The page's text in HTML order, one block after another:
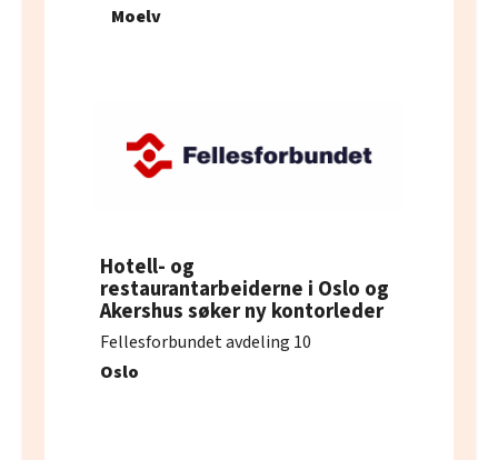
Moelv
Hotell- og
restaurantarbeiderne i Oslo og
Akershus søker ny kontorleder
Fellesforbundet avdeling 10
Oslo